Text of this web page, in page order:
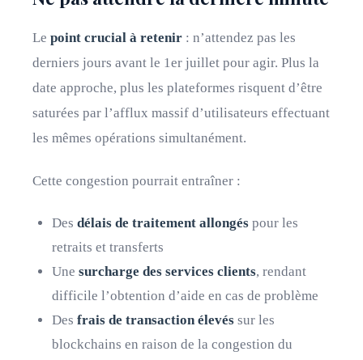
Le point crucial à retenir : n’attendez pas les
derniers jours avant le 1er juillet pour agir. Plus la
date approche, plus les plateformes risquent d’être
saturées par l’afflux massif d’utilisateurs effectuant
les mêmes opérations simultanément.
Cette congestion pourrait entraîner :
Des délais de traitement allongés pour les
retraits et transferts
Une surcharge des services clients, rendant
difficile l’obtention d’aide en cas de problème
Des frais de transaction élevés sur les
blockchains en raison de la congestion du